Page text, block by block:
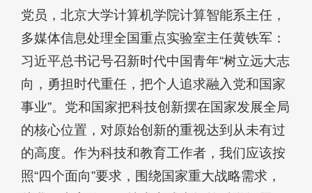
党员，北京大学计算机学院计算智能系主任，
多媒体信息处理全国重点实验室主任黄铁军：
习近平总书记号召新时代中国青年“树立远大志
向，勇担时代重任，把个人追求融入党和国家
事业”。党和国家把科技创新摆在国家发展全局
的核心位置，对原始创新的重视达到从未有过
的高度。作为科技和教育工作者，我们应该按
照“四个面向”要求，围绕国家重大战略需求，